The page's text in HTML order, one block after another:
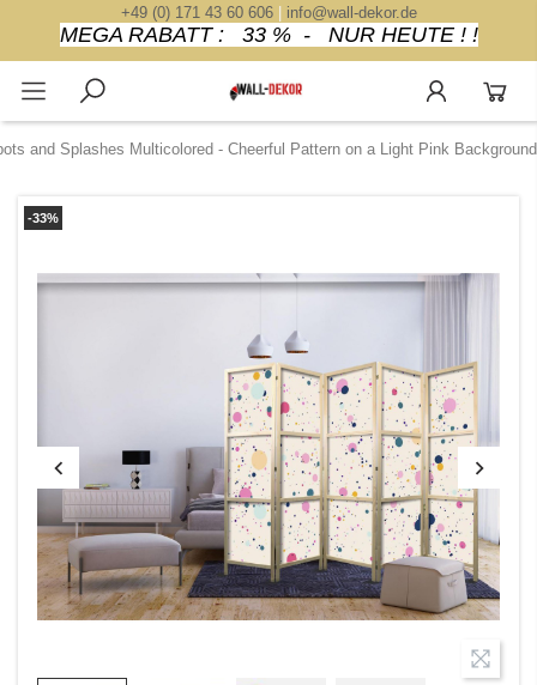
+49 (0) 171 43 60 606| info@wall-dekor.de
MEGA RABATT : 33 % - NUR HEUTE ! !
and Splashes Multicolored - Cheerful Pattern on a Light Pink Background
-33%